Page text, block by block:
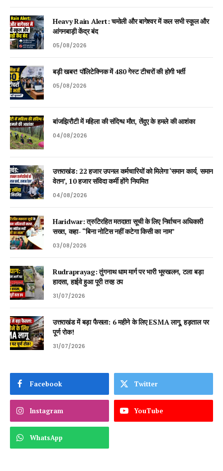
Heavy Rain Alert: चमोली और बागेश्वर में कल सभी स्कूल और
आंगनबाड़ी केंद्र बंद
05/08/2026
बड़ी खबर! पॉलिटेक्निक में 480 गेस्ट टीचरों की होगी भर्ती
05/08/2026
बांजझिरौटी में महिला की संदिग्ध मौत, तेंदुए के हमले की आशंका
04/08/2026
उत्तराखंड: 22 हजार उपनल कर्मचारियों को मिलेगा ‘समान कार्य, समान
वेतन’, 10 हजार संविदा कर्मी होंगे नियमित
04/08/2026
Haridwar: त्रुटिरहित मतदाता सूची के लिए निर्वाचन अधिकारी
सख्त, कहा- “बिना नोटिस नहीं कटेगा किसी का नाम”
03/08/2026
Rudraprayag: तुंगनाथ धाम मार्ग पर भारी भूस्खलन, टला बड़ा
हादसा, हाईवे हुआ पूरी तरह ठप
31/07/2026
उत्तराखंड में बड़ा फैसला: 6 महीने के लिए ESMA लागू, हड़ताल पर
पूर्ण रोक!
31/07/2026
Facebook Twitter
Instagram YouTube
WhatsApp